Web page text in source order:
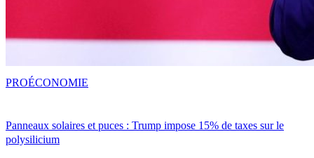
Panneaux solaires et puces : Trump impose 15% de taxes sur le
polysilicium
PROÉCONOMIE